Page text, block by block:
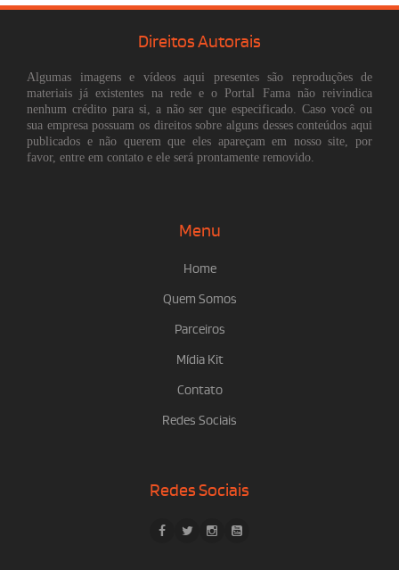
Direitos Autorais
Algumas imagens e vídeos aqui presentes são reproduções de
materiais já existentes na rede e o Portal Fama não reivindica
nenhum crédito para si, a não ser que especificado. Caso você ou
sua empresa possuam os direitos sobre alguns desses conteúdos aqui
publicados e não querem que eles apareçam em nosso site, por
favor, entre em contato e ele será prontamente removido.
Menu
Home
Quem Somos
Parceiros
Mídia Kit
Contato
Redes Sociais
Redes Sociais